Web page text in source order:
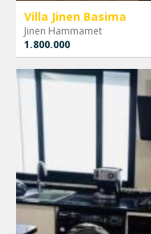
Villa Jinen Basima
Jinen Hammamet
1.800.000